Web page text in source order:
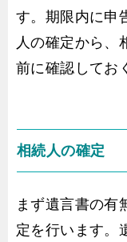
す。期限内に申
人の確定から、
前に確認してお
相続人の確定
まず遺言書の有
定を行います。